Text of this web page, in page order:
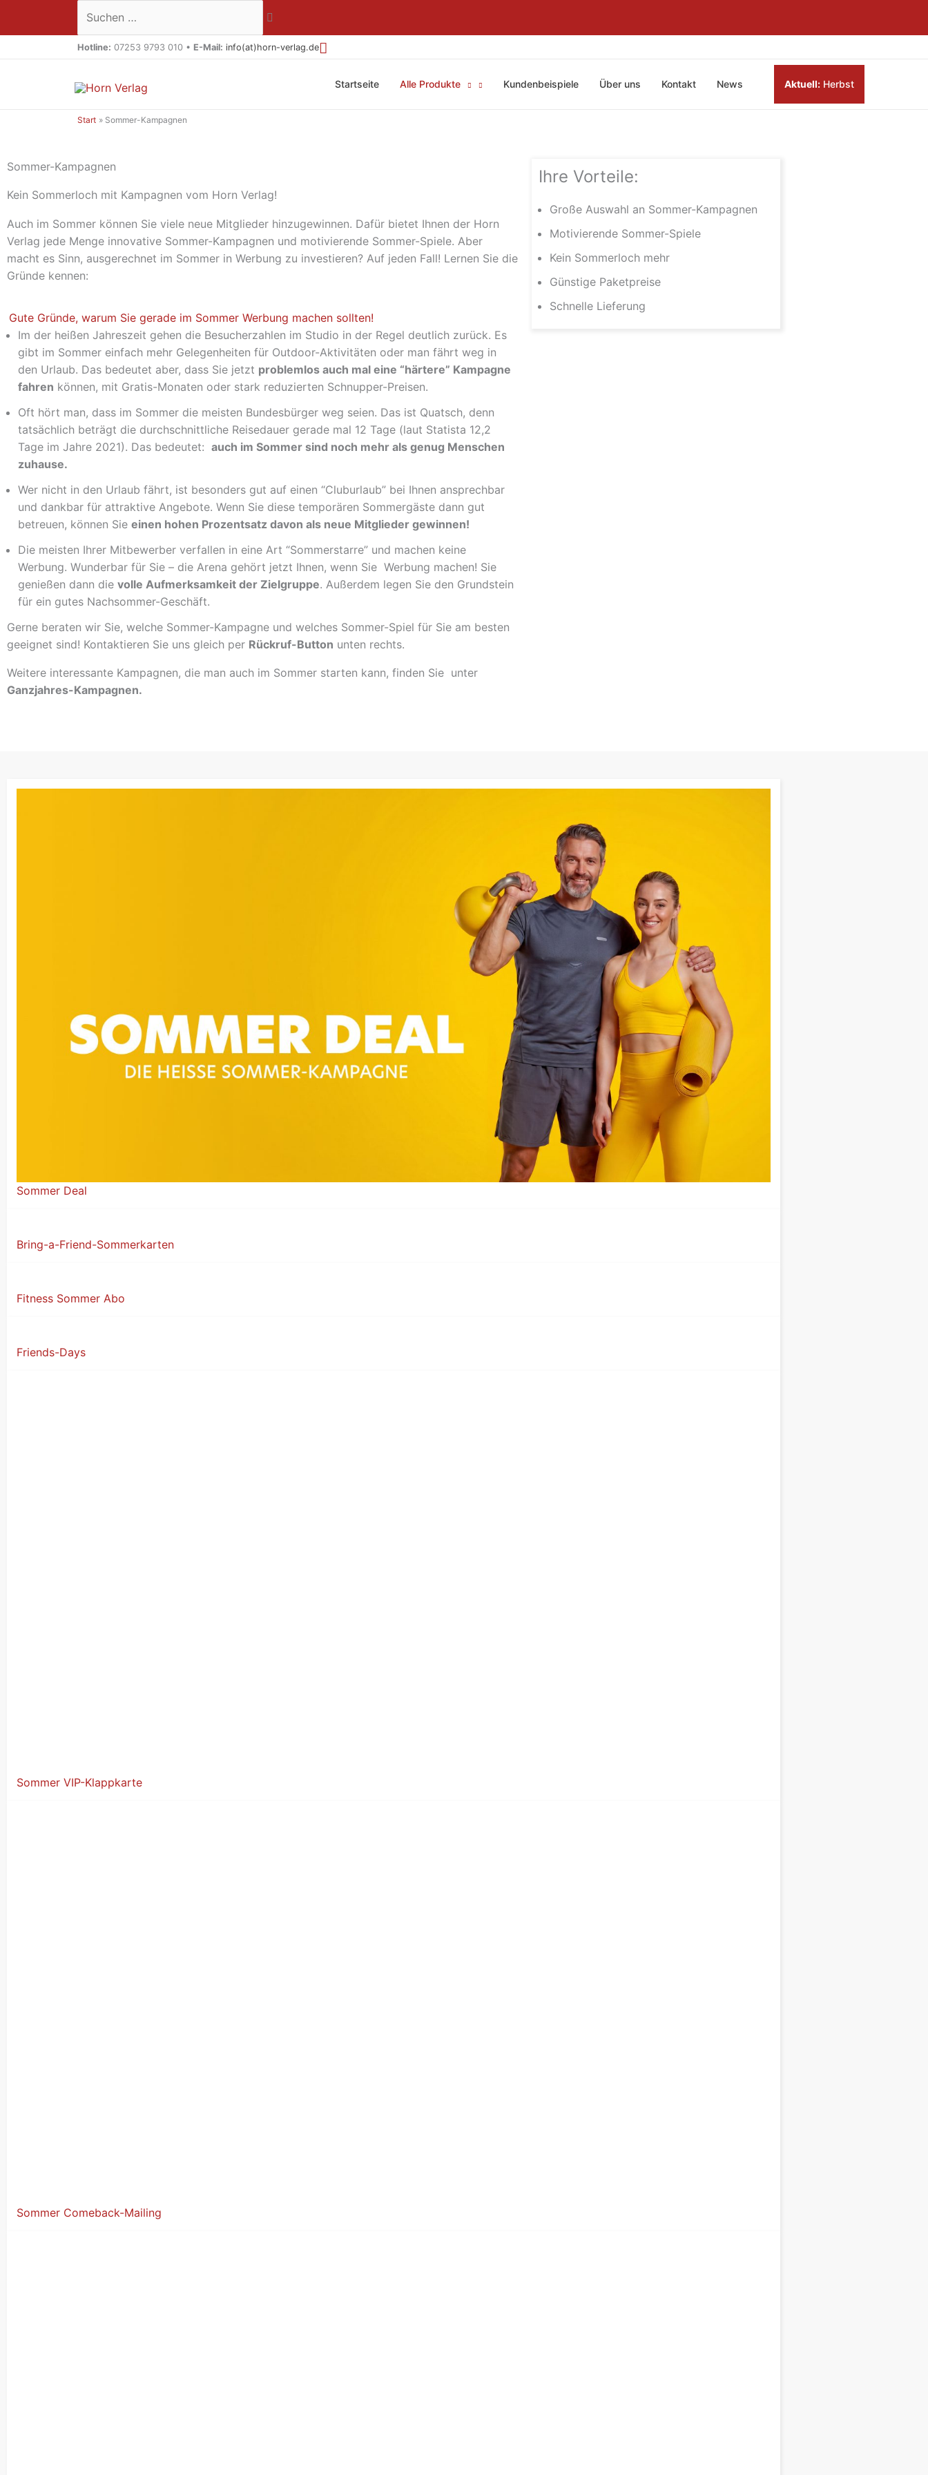
Suchen …
Hotline: 07253 9793 010 • E-Mail: info(at)horn-verlag.de
Startseite Alle Produkte Kundenbeispiele Über uns Kontakt News Aktuell: Herbst
Start Sommer-Kampagnen
Sommer-Kampagnen
Kein Sommerloch mit Kampagnen vom Horn Verlag!
Auch im Sommer können Sie viele neue Mitglieder hinzugewinnen. Dafür bietet Ihnen der Horn
Verlag jede Menge innovative Sommer-Kampagnen und motivierende Sommer-Spiele. Aber
macht es Sinn, ausgerechnet im Sommer in Werbung zu investieren? Auf jeden Fall! Lernen Sie die
Gründe kennen:
Gute Gründe, warum Sie gerade im Sommer Werbung machen sollten!
Im der heißen Jahreszeit gehen die Besucherzahlen im Studio in der Regel deutlich zurück. Es
gibt im Sommer einfach mehr Gelegenheiten für Outdoor-Aktivitäten oder man fährt weg in
den Urlaub. Das bedeutet aber, dass Sie jetzt problemlos auch mal eine “härtere” Kampagne
fahren können, mit Gratis-Monaten oder stark reduzierten Schnupper-Preisen.
Oft hört man, dass im Sommer die meisten Bundesbürger weg seien. Das ist Quatsch, denn
tatsächlich beträgt die durchschnittliche Reisedauer gerade mal 12 Tage (laut Statista 12,2
Tage im Jahre 2021). Das bedeutet: auch im Sommer sind noch mehr als genug Menschen
zuhause.
Wer nicht in den Urlaub fährt, ist besonders gut auf einen “Cluburlaub” bei Ihnen ansprechbar
und dankbar für attraktive Angebote. Wenn Sie diese temporären Sommergäste dann gut
betreuen, können Sie einen hohen Prozentsatz davon als neue Mitglieder gewinnen!
Die meisten Ihrer Mitbewerber verfallen in eine Art “Sommerstarre” und machen keine
Werbung. Wunderbar für Sie – die Arena gehört jetzt Ihnen, wenn Sie Werbung machen! Sie
genießen dann die volle Aufmerksamkeit der Zielgruppe. Außerdem legen Sie den Grundstein
für ein gutes Nachsommer-Geschäft.
Gerne beraten wir Sie, welche Sommer-Kampagne und welches Sommer-Spiel für Sie am besten
geeignet sind! Kontaktieren Sie uns gleich per Rückruf-Button unten rechts.
Weitere interessante Kampagnen, die man auch im Sommer starten kann, finden Sie unter
Ganzjahres-Kampagnen.
Ihre Vorteile:
Große Auswahl an Sommer-Kampagnen
Motivierende Sommer-Spiele
Kein Sommerloch mehr
Günstige Paketpreise
Schnelle Lieferung
Sommer Deal
Bring-a-Friend-Sommerkarten
Fitness Sommer Abo
Friends-Days
Sommer VIP-Klappkarte
Sommer Comeback-Mailing